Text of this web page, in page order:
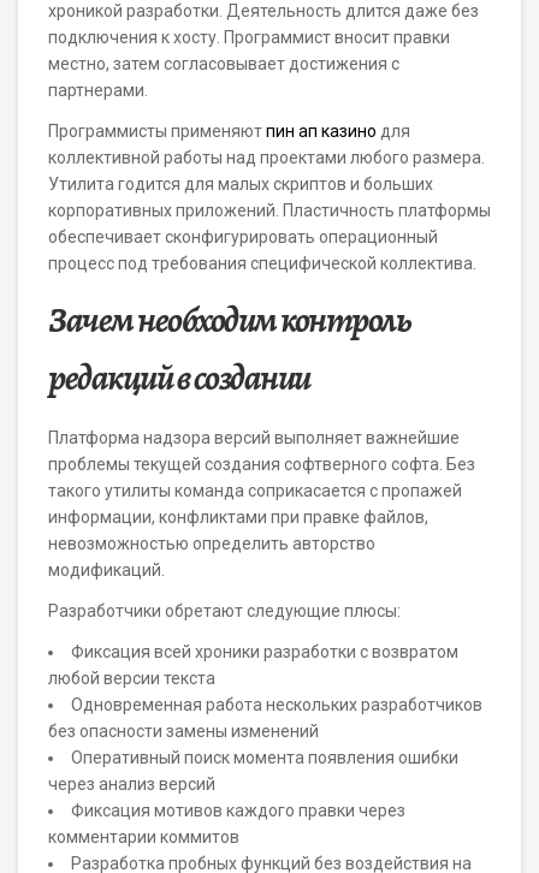
хроникой разработки. Деятельность длится даже без
подключения к хосту. Программист вносит правки
местно, затем согласовывает достижения с
партнерами.
Программисты применяютпин ап казино для
коллективной работы над проектами любого размера.
Утилита годится для малых скриптов и больших
корпоративных приложений. Пластичность платформы
обеспечивает сконфигурировать операционный
процесс под требования специфической коллектива.
Зачем необходим контроль
редакций в создании
Платформа надзора версий выполняет важнейшие
проблемы текущей создания софтверного софта. Без
такого утилиты команда соприкасается с пропажей
информации, конфликтами при правке файлов,
невозможностью определить авторство
модификаций.
Разработчики обретают следующие плюсы:
Фиксация всей хроники разработки с возвратом
любой версии текста
Одновременная работа нескольких разработчиков
без опасности замены изменений
Оперативный поиск момента появления ошибки
через анализ версий
Фиксация мотивов каждого правки через
комментарии коммитов
Разработка пробных функций без воздействия на